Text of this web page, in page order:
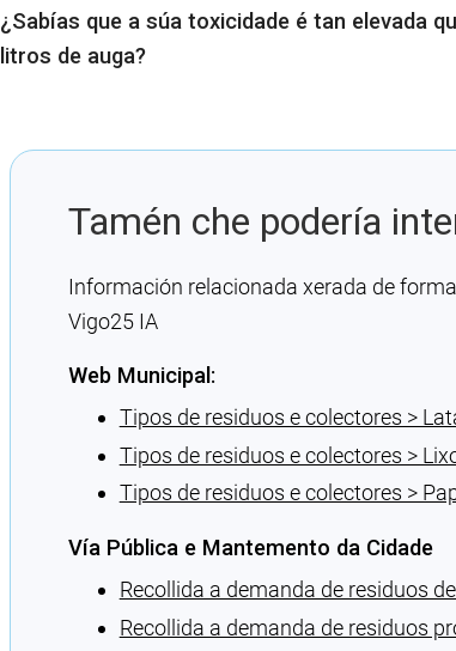
¿Sabías que a súa toxicidade é tan elevada
litros de auga?
Tamén che podería
Información relacionada xerada de
Vigo25 IA
Web Municipal:
Tipos de residuos e colectores >
Tipos de residuos e colectores >
Tipos de residuos e colectores >
Vía Pública e Mantemento da Cidade
Recollida a demanda de residuos
Recollida a demanda de residuos